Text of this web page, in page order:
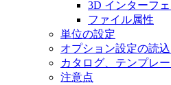
3D インターフ
ファイル属性
単位の設定
オプション設定の読
カタログ、テンプレ
注意点